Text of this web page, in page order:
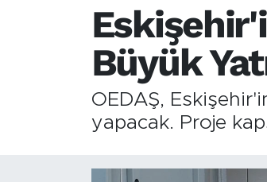
Büyük
OEDAŞ,
yapacak. Proje